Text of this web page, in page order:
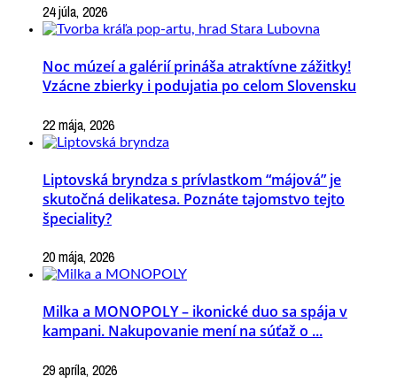
24 júla, 2026
Noc múzeí a galérií prináša atraktívne zážitky!
Vzácne zbierky i podujatia po celom Slovensku
22 mája, 2026
Liptovská bryndza s prívlastkom “májová” je
skutočná delikatesa. Poznáte tajomstvo tejto
špeciality?
20 mája, 2026
Milka a MONOPOLY – ikonické duo sa spája v
kampani. Nakupovanie mení na súťaž o ...
29 apríla, 2026